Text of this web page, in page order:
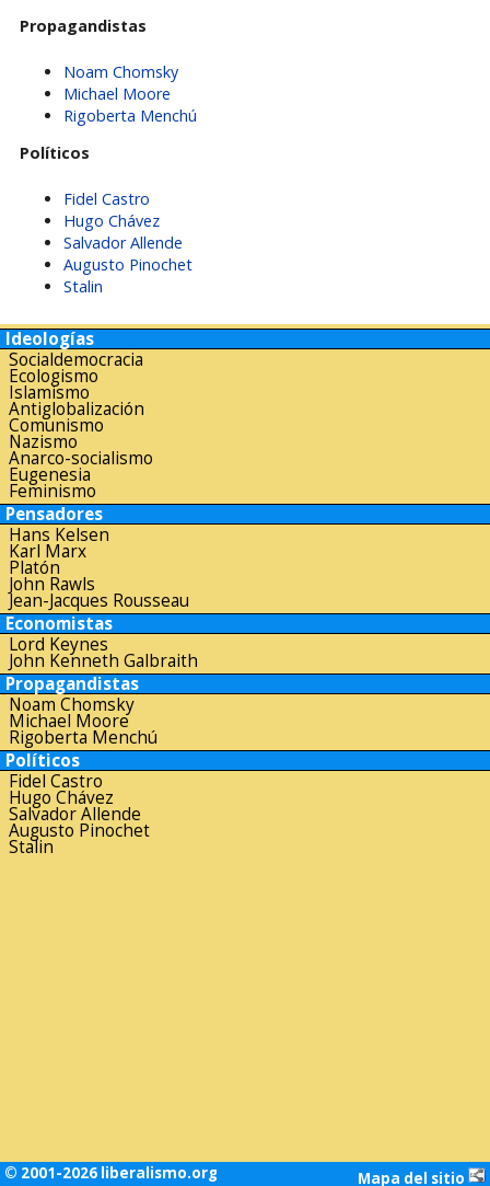
Propagandistas
Noam Chomsky
Michael Moore
Rigoberta Menchú
Políticos
Fidel Castro
Hugo Chávez
Salvador Allende
Augusto Pinochet
Stalin
Ideologías
Socialdemocracia
Ecologismo
Islamismo
Antiglobalización
Comunismo
Nazismo
Anarco-socialismo
Eugenesia
Feminismo
Pensadores
Hans Kelsen
Karl Marx
Platón
John Rawls
Jean-Jacques Rousseau
Economistas
Lord Keynes
John Kenneth Galbraith
Propagandistas
Noam Chomsky
Michael Moore
Rigoberta Menchú
Políticos
Fidel Castro
Hugo Chávez
Salvador Allende
Augusto Pinochet
Stalin
© 2001-2026 liberalismo.org Mapa del sitio